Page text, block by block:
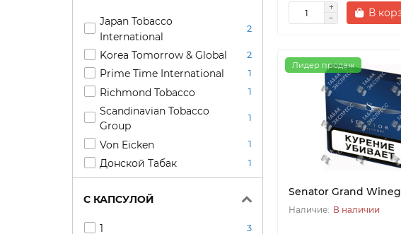
Japan Tobacco
International
2
Korea Tomorrow & Global 2
Prime Time International 1
Richmond Tobacco 1
Scandinavian Tobacco
Group
1
Von Eicken 1
Донской Табак 1
С КАПСУЛОЙ
1 3
В
Лидер продаж
Senator Grand
В наличии